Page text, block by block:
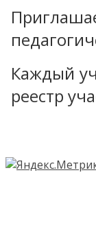
Каждый
реестр